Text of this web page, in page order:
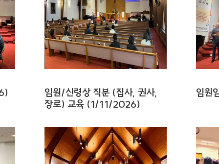
임원/신령상 직분 (집사, 권사,
장로) 교육 (1/11/2026)
임원